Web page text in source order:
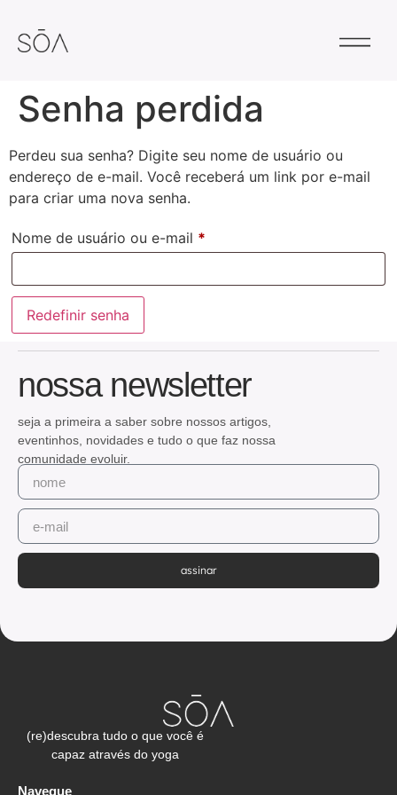
Senha perdida
Perdeu sua senha? Digite seu nome de usuário ou
endereço de e-mail. Você receberá um link por e-mail
para criar uma nova senha.
Nome de usuário ou e-mail *
Redefinir senha
nossa newsletter
seja a primeira a saber sobre nossos artigos,
eventinhos, novidades e tudo o que faz nossa
comunidade evoluir.
assinar
(re)descubra tudo o que você é
capaz através do yoga
Navegue